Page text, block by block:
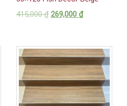
415,000₫ 269,000 ₫